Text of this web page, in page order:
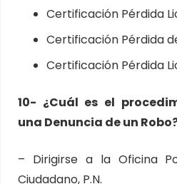
Certificación Pérdida
Certificación Pérdida
Certificación Pérdida
10- ¿Cuál es el
una Denuncia de un
– Dirigirse a la Oficina
Ciudadano, P.N.